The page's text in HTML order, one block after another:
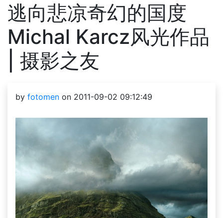
逃向悲凉奇幻的国度
Michal Karcz风光作品
| 摄影之友
by fotomen on 2011-09-02 09:12:49